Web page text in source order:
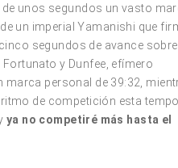
unos segundos un vasto
un imperial Yamanishi que
segundos de avance sobre
y Dunfee, efímero
personal de 39:32,
de competición esta
ya no competiré más hasta el